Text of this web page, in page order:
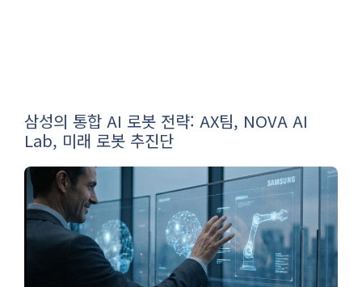
삼성의 통합 AI 로봇 전략: AX팀, NOVA AI
Lab, 미래 로봇 추진단